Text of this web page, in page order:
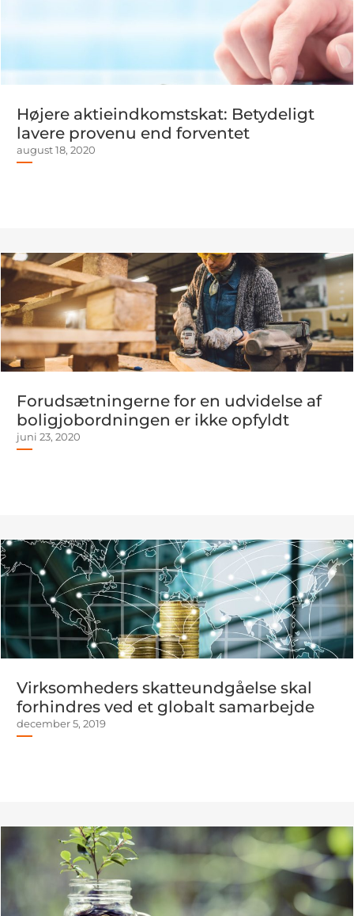
Højere aktieindkomstskat: Betydeligt
lavere provenu end forventet
august 18, 2020
Forudsætningerne for en udvidelse af
boligjobordningen er ikke opfyldt
juni 23, 2020
Virksomheders skatteundgåelse skal
forhindres ved et globalt samarbejde
december 5, 2019